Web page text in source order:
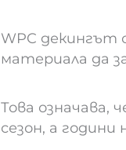
WPC декингът
материала да
Това означава,
сезон, а години